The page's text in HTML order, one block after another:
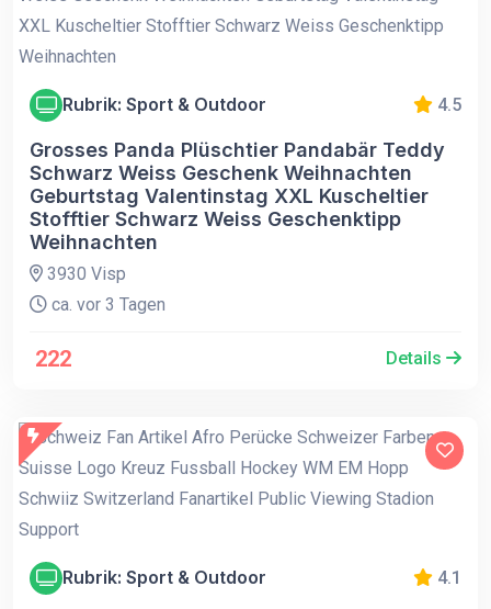
Rubrik: Sport & Outdoor 4.5
Grosses Panda Plüschtier Pandabär Teddy
Schwarz Weiss Geschenk Weihnachten
Geburtstag Valentinstag XXL Kuscheltier
Stofftier Schwarz Weiss Geschenktipp
Weihnachten
3930 Visp
ca. vor 3 Tagen
222 Details
Rubrik: Sport & Outdoor 4.1